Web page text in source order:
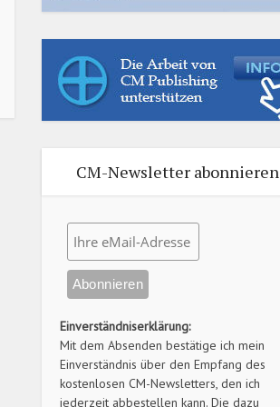
CM-Newsletter abonnieren
Einverständniserklärung:
Mit dem Absenden bestätige ich mein
Einverständnis über den Empfang des
kostenlosen CM-Newsletters, den ich
jederzeit abbestellen kann. Die dazu